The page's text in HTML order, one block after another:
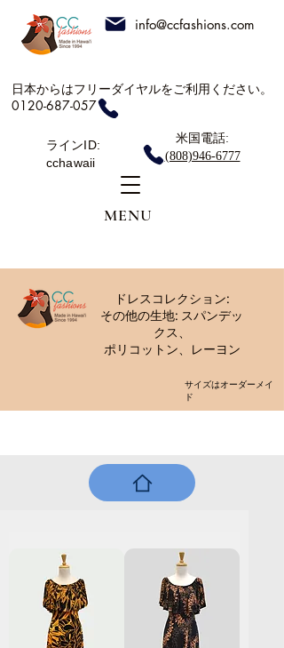
info@ccfashions.com
日本からはフリーダイヤルをご利用ください。
0120-687-057
ラインID:
cchawaii
米国電話:
(808)946-6777
MENU
ドレスコレクション:
その他の生地: スパンデッ
クス、
ポリコットン、レーヨン
サイズはオーダーメイ
ド